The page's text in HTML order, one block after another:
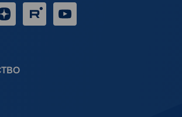
Дзен RUTUBE